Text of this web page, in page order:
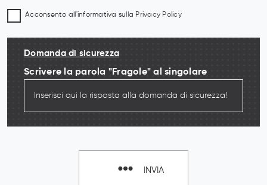
Acconsento all'informativa sulla Privacy Policy
Domanda di sicurezza
Scrivere la parola "Fragole" al singolare
INVIA